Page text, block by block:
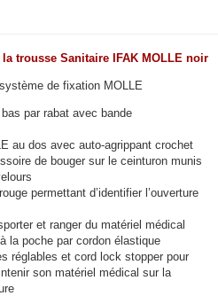
trousse Sanitaire IFAK MOLLE noir
de fixation MOLLE
par rabat avec bande
au dos avec auto-agrippant crochet
de bouger sur le ceinturon munis
permettant d’identifier l’ouverture
et ranger du matériel médical
la poche par cordon élastique
réglables et cord lock stopper pour
son matériel médical sur la